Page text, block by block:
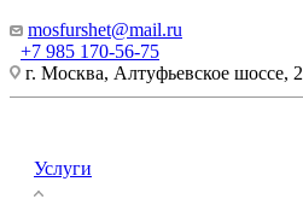
+7 985 170-56-75
mosfurshet@mail.ru
г. Москва, Алтуфьевское шоссе, 2
Услуги